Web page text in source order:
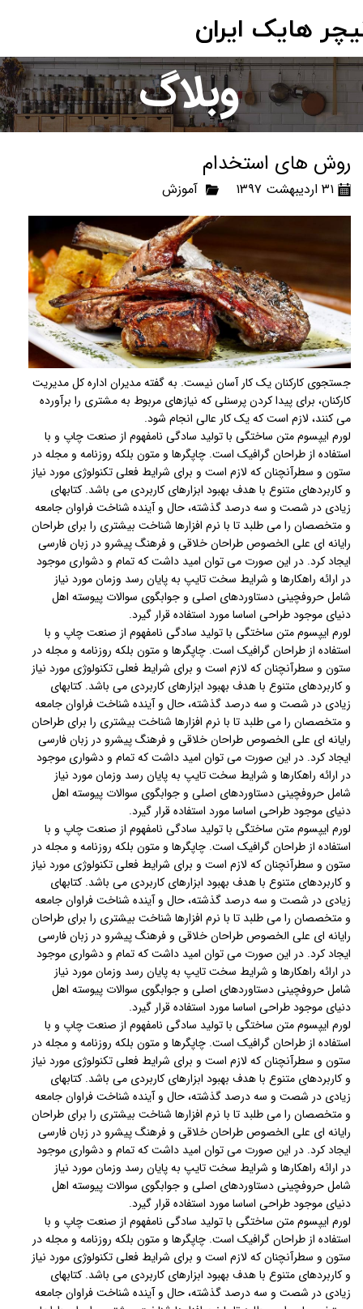
هایک ایران
وبلاگ
روش های استخدام
۳۱ اردیبهشت ۱۳۹۷ آموزش
جستجوی کارکنان یک کار آسان نیست. به گفته مدیران اداره کل مدیریت
کارکنان، برای پیدا کردن پرسنلی که نیازهای مربوط به مشتری را برآورده
می کنند، لازم است که یک کار عالی انجام شود.
لورم ایپسوم متن ساختگی با تولید سادگی نامفهوم از صنعت چاپ و با
استفاده از طراحان گرافیک است. چاپگرها و متون بلکه روزنامه و مجله در
ستون و سطرآنچنان که لازم است و برای شرایط فعلی تکنولوژی مورد نیاز
و کاربردهای متنوع با هدف بهبود ابزارهای کاربردی می باشد. کتابهای
زیادی در شصت و سه درصد گذشته، حال و آینده شناخت فراوان جامعه
و متخصصان را می طلبد تا با نرم افزارها شناخت بیشتری را برای طراحان
رایانه ای علی الخصوص طراحان خلاقی و فرهنگ پیشرو در زبان فارسی
ایجاد کرد. در این صورت می توان امید داشت که تمام و دشواری موجود
در ارائه راهکارها و شرایط سخت تایپ به پایان رسد وزمان مورد نیاز
شامل حروفچینی دستاوردهای اصلی و جوابگوی سوالات پیوسته اهل
دنیای موجود طراحی اساسا مورد استفاده قرار گیرد.
لورم ایپسوم متن ساختگی با تولید سادگی نامفهوم از صنعت چاپ و با
استفاده از طراحان گرافیک است. چاپگرها و متون بلکه روزنامه و مجله در
ستون و سطرآنچنان که لازم است و برای شرایط فعلی تکنولوژی مورد نیاز
و کاربردهای متنوع با هدف بهبود ابزارهای کاربردی می باشد. کتابهای
زیادی در شصت و سه درصد گذشته، حال و آینده شناخت فراوان جامعه
و متخصصان را می طلبد تا با نرم افزارها شناخت بیشتری را برای طراحان
رایانه ای علی الخصوص طراحان خلاقی و فرهنگ پیشرو در زبان فارسی
ایجاد کرد. در این صورت می توان امید داشت که تمام و دشواری موجود
در ارائه راهکارها و شرایط سخت تایپ به پایان رسد وزمان مورد نیاز
شامل حروفچینی دستاوردهای اصلی و جوابگوی سوالات پیوسته اهل
دنیای موجود طراحی اساسا مورد استفاده قرار گیرد.
لورم ایپسوم متن ساختگی با تولید سادگی نامفهوم از صنعت چاپ و با
استفاده از طراحان گرافیک است. چاپگرها و متون بلکه روزنامه و مجله در
ستون و سطرآنچنان که لازم است و برای شرایط فعلی تکنولوژی مورد نیاز
و کاربردهای متنوع با هدف بهبود ابزارهای کاربردی می باشد. کتابهای
زیادی در شصت و سه درصد گذشته، حال و آینده شناخت فراوان جامعه
و متخصصان را می طلبد تا با نرم افزارها شناخت بیشتری را برای طراحان
رایانه ای علی الخصوص طراحان خلاقی و فرهنگ پیشرو در زبان فارسی
ایجاد کرد. در این صورت می توان امید داشت که تمام و دشواری موجود
در ارائه راهکارها و شرایط سخت تایپ به پایان رسد وزمان مورد نیاز
شامل حروفچینی دستاوردهای اصلی و جوابگوی سوالات پیوسته اهل
دنیای موجود طراحی اساسا مورد استفاده قرار گیرد.
لورم ایپسوم متن ساختگی با تولید سادگی نامفهوم از صنعت چاپ و با
استفاده از طراحان گرافیک است. چاپگرها و متون بلکه روزنامه و مجله در
ستون و سطرآنچنان که لازم است و برای شرایط فعلی تکنولوژی مورد نیاز
و کاربردهای متنوع با هدف بهبود ابزارهای کاربردی می باشد. کتابهای
زیادی در شصت و سه درصد گذشته، حال و آینده شناخت فراوان جامعه
و متخصصان را می طلبد تا با نرم افزارها شناخت بیشتری را برای طراحان
رایانه ای علی الخصوص طراحان خلاقی و فرهنگ پیشرو در زبان فارسی
ایجاد کرد. در این صورت می توان امید داشت که تمام و دشواری موجود
در ارائه راهکارها و شرایط سخت تایپ به پایان رسد وزمان مورد نیاز
شامل حروفچینی دستاوردهای اصلی و جوابگوی سوالات پیوسته اهل
دنیای موجود طراحی اساسا مورد استفاده قرار گیرد.
لورم ایپسوم متن ساختگی با تولید سادگی نامفهوم از صنعت چاپ و با
استفاده از طراحان گرافیک است. چاپگرها و متون بلکه روزنامه و مجله در
ستون و سطرآنچنان که لازم است و برای شرایط فعلی تکنولوژی مورد نیاز
و کاربردهای متنوع با هدف بهبود ابزارهای کاربردی می باشد. کتابهای
زیادی در شصت و سه درصد گذشته، حال و آینده شناخت فراوان جامعه